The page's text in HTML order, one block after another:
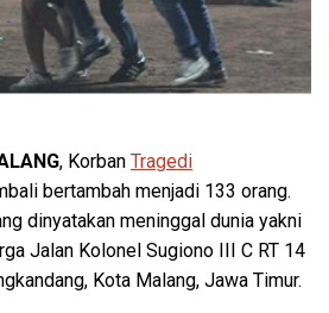
, Korban Tragedi
bertambah menjadi 133 orang.
dinyatakan meninggal dunia yakni
Jalan Kolonel Sugiono III C RT 14
Kota Malang, Jawa Timur.